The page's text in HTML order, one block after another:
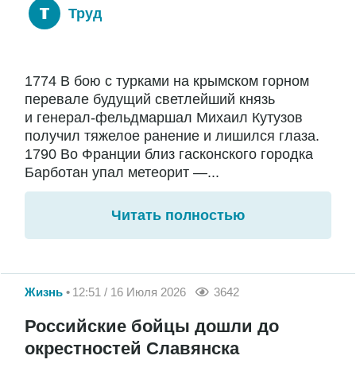
Труд
1774 В бою с турками на крымском горном
перевале будущий светлейший князь
и генерал-фельдмаршал Михаил Кутузов
получил тяжелое ранение и лишился глаза.
1790 Во Франции близ гасконского городка
Барботан упал метеорит —...
Читать полностью
Жизнь 12:51 / 16 Июля 2026 3642
Российские бойцы дошли до
окрестностей Славянска